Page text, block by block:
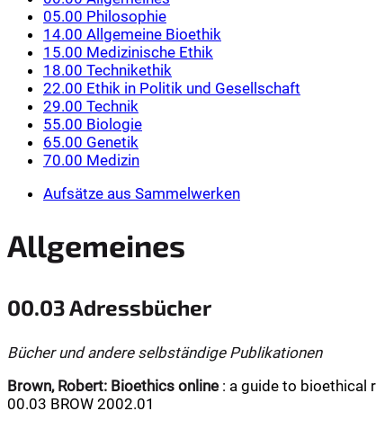
05.00 Philosophie
14.00 Allgemeine Bioethik
15.00 Medizinische Ethik
18.00 Technikethik
22.00 Ethik in Politik und Gesellschaft
29.00 Technik
55.00 Biologie
65.00 Genetik
70.00 Medizin
Aufsätze aus Sammelwerken
Allgemeines
00.03 Adressbücher
Bücher und andere selbständige Publikationen
Brown, Robert: Bioethics online : a guide to bioethical
00.03 BROW 2002.01